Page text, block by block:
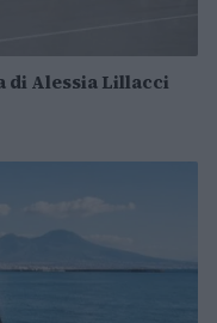
di Alessia Lillacci